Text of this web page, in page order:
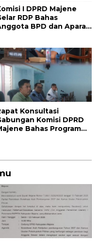
I DPRD Majene
RDP Bahas
BPD dan Aparat
Konsultasi
Komisi DPRD
Bahas Program